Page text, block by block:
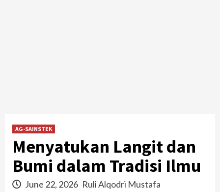
AG-SAINSTEK
Menyatukan Langit dan
Bumi dalam Tradisi Ilmu
June 22, 2026 Ruli Alqodri Mustafa